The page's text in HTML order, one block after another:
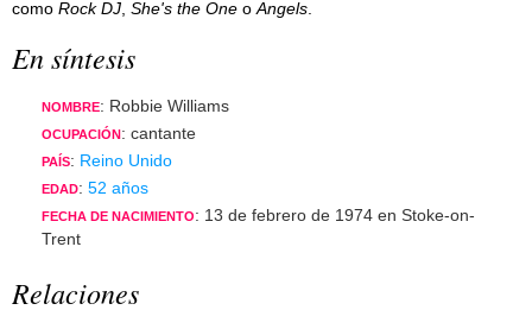
como Rock DJ She's the One o Angels
En síntesis
NOMBRE: Robbie Williams
OCUPACIÓN : cantante
PAÍS: Reino Unido
EDAD: 52 años
FECHA DE NACIMIENTO: 13 de febrero de 1974 en Stoke-on-
Trent
Relaciones